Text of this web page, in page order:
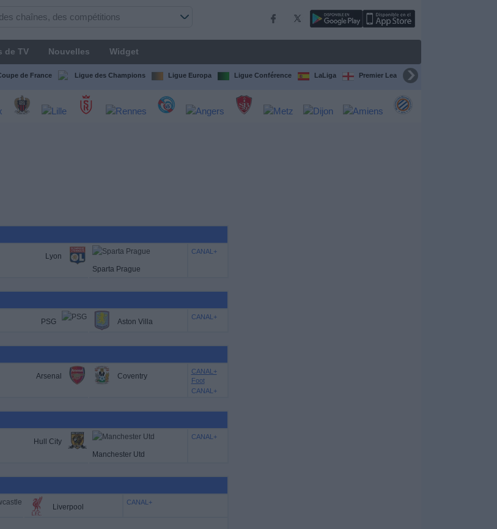
de TV Nouvelles Widget
de France Ligue des Champions Ligue Europa Ligue Conférence LaLiga Premier League
Lyon
Sparta Prague
CANAL+
PSG Aston Villa
CANAL+
Arsenal Coventry
CANAL+
Foot
CANAL+
Hull City
Manchester Utd
CANAL+
Liverpool
CANAL+